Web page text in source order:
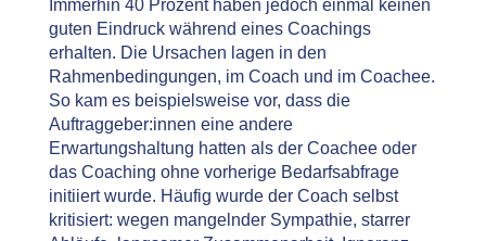
Immerhin 40 Prozent haben jedoch einmal keinen
guten Eindruck während eines Coachings
erhalten. Die Ursachen lagen in den
Rahmenbedingungen, im Coach und im Coachee.
So kam es beispielsweise vor, dass die
Auftraggeber:innen eine andere
Erwartungshaltung hatten als der Coachee oder
das Coaching ohne vorherige Bedarfsabfrage
initiiert wurde. Häufig wurde der Coach selbst
kritisiert: wegen mangelnder Sympathie, starrer